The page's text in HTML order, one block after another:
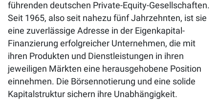
führenden deutschen Private-Equity-Gesellschaften.
Seit 1965, also seit nahezu fünf Jahrzehnten, ist sie
eine zuverlässige Adresse in der Eigenkapital-
Finanzierung erfolgreicher Unternehmen, die mit
ihren Produkten und Dienstleistungen in ihren
jeweiligen Märkten eine herausgehobene Position
einnehmen. Die Börsennotierung und eine solide
Kapitalstruktur sichern ihre Unabhängigkeit.